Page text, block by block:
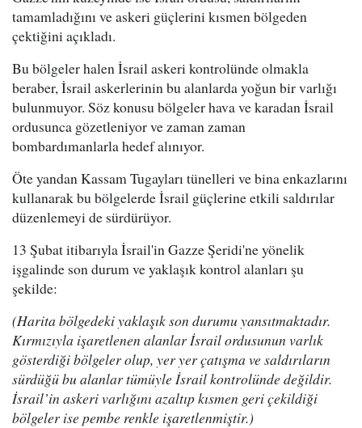
tamamladığını ve askeri güçlerini kısmen bölgeden
çektiğini açıkladı.
Bu bölgeler halen İsrail askeri kontrolünde olmakla
beraber, İsrail askerlerinin bu alanlarda yoğun bir varlığı
bulunmuyor. Söz konusu bölgeler hava ve karadan İsrail
ordusunca gözetleniyor ve zaman zaman
bombardımanlarla hedef alınıyor.
Öte yandan Kassam Tugayları tünelleri ve bina enkazlarını
kullanarak bu bölgelerde İsrail güçlerine etkili saldırılar
düzenlemeyi de sürdürüyor.
13 Şubat itibarıyla İsrail'in Gazze Şeridi'ne yönelik
işgalinde son durum ve yaklaşık kontrol alanları şu
şekilde:
(Harita bölgedeki yaklaşık son durumu yansıtmaktadır.
Kırmızıyla işaretlenen alanlar İsrail ordusunun varlık
gösterdiği bölgeler olup, yer yer çatışma ve saldırıların
sürdüğü bu alanlar tümüyle İsrail kontrolünde değildir.
İsrail’in askeri varlığını azaltıp kısmen geri çekildiği
bölgeler ise pembe renkle işaretlenmiştir.)